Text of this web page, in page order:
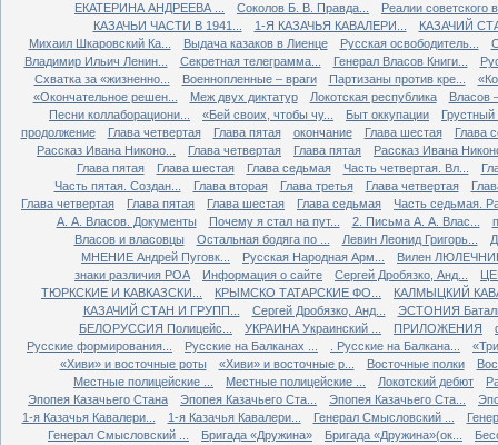
ЕКАТЕРИНА АНДРЕЕВА ...
Соколов Б. В. Правда...
Реалии советского
КАЗАЧЬИ ЧАСТИ В 1941...
1-Я КАЗАЧЬЯ КАВАЛЕРИ...
КАЗАЧИЙ
Михаил Шкаровский Ка...
Выдача казаков в Лиенце Русская освободитель...
Владимир Ильич Ленин...
Секретная телеграмма... Генерал Власов Книги...
Схватка за «жизненно...
Военнопленные – враги Партизаны против кре...
«Окончательное решен...
Меж двух диктатур Локотская республика
Власов
Песни коллаборациони...
«Бей своих, чтобы чу... Быт оккупации
Грустный
продолжение
Глава четвертая Глава пятая окончание Глава шестая
Глава
Рассказ Ивана Никоно...
Глава четвертая Глава пятая
Рассказ Ивана
Глава пятая
Глава шестая Глава седьмая Часть четвертая. Вл...
Часть пятая. Создан...
Глава вторая Глава третья Глава четвертая
Глава четвертая
Глава пятая Глава шестая Глава седьмая
Часть седьмая.
А. А. Власов. Документы
Почему я стал на пут... 2. Письма А. А. Влас...
Власов и власовцы
Остальная бодяга по ... Левин Леонид Григорь...
МНЕНИЕ Андрей Пуговк...
Русская Народная Арм...
Вилен
знаки различия РОА
Информация о сайте Сергей Дробязко, Анд...
ТЮРКСКИЕ И КАВКАЗСКИ...
КРЫМСКО ТАТАРСКИЕ ФО...
КАЛМЫЦКИЙ
КАЗАЧИЙ СТАН И ГРУПП...
Сергей Дробязко, Анд...
ЭСТОНИЯ
БЕЛОРУССИЯ Полицейс...
УКРАИНА Украинский ... ПРИЛОЖЕНИЯ
Русские формирования...
Русские на Балканах ... . Русские на Балкана...
«Хиви» и восточные роты
«Хиви» и восточные р... Восточные полки
Местные полицейские ...
Местные полицейские ... Локотский дебют
Эпопея Казачьего Стана
Эпопея Казачьего Ста... Эпопея Казачьего Ста...
1-я Казачья Кавалери...
1-я Казачья Кавалери... Генерал Смысловский ...
Генерал Смысловский ...
Бригада «Дружина» Бригада «Дружина»(ок...